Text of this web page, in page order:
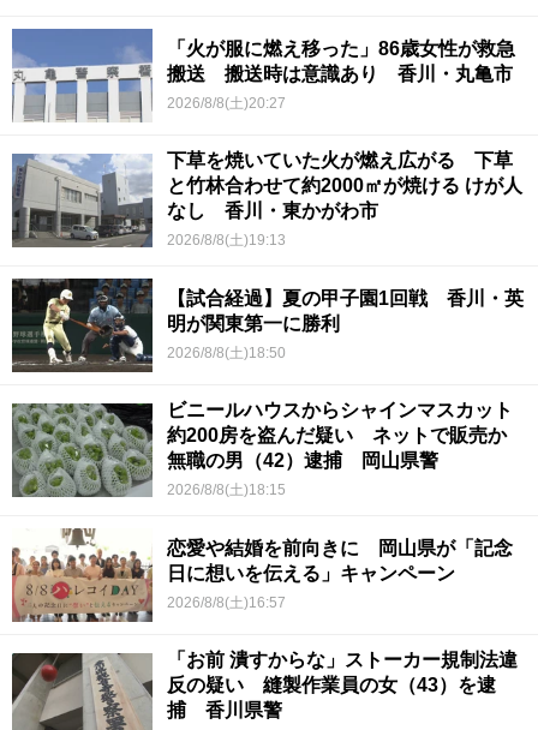
「火が服に燃え移った」86歳女性が救急
搬送 搬送時は意識あり 香川・丸亀市
2026/8/8(土)20:27
下草を焼いていた火が燃え広がる 下草
と竹林合わせて約2000㎡が焼ける けが人
なし 香川・東かがわ市
2026/8/8(土)19:13
【試合経過】夏の甲子園1回戦 香川・英
明が関東第一に勝利
2026/8/8(土)18:50
ビニールハウスからシャインマスカット
約200房を盗んだ疑い ネットで販売か
無職の男（42）逮捕 岡山県警
2026/8/8(土)18:15
恋愛や結婚を前向きに 岡山県が「記念
日に想いを伝える」キャンペーン
2026/8/8(土)16:57
「お前 潰すからな」ストーカー規制法違
反の疑い 縫製作業員の女（43）を逮
捕 香川県警